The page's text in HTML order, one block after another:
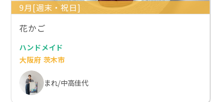
9月[週末・祝日]
花かご
ハンドメイド
大阪府 茨木市
まれ/中高佳代